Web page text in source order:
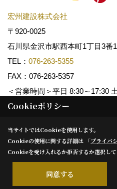
宏州建設株式会社
〒920-0025
石川県金沢市駅西本町1丁目3
TEL： 076-263-5355
FAX：076-263-5357
＜営業時間＞平日 8:30～17:30
Copyright (c) KOSHUKENSETSU. All
Produced byゴデスクリエイト
Cookieポリシー
当サイトではCookieを使用します。
Cookieの使用に関する詳細は 「プライバ
Cookieを受け入れるか拒否するか選択して
同意する